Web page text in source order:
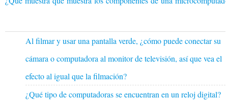
Al filmar y usar una pantalla verde, ¿cómo puede conectar su
cámara o computadora al monitor de televisión, así que vea el
efecto al igual que la filmación?
¿Qué tipo de computadoras se encuentran en un reloj digital?